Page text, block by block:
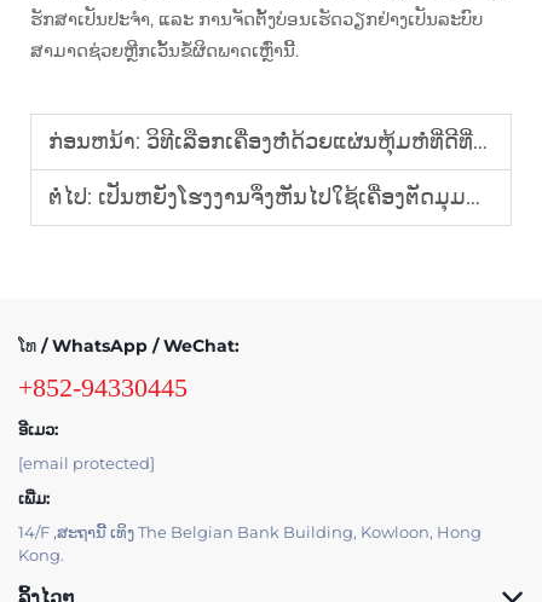
ຮັກສາເປັນປະຈຳ, ແລະ ການຈັດຕັ້ງບ່ອນເຮັດວຽກຢ່າງເປັນລະບົບ
ສາມາດຊ່ວຍຫຼີກເວັ້ນຂໍ້ຜິດພາດເຫຼົ່ານີ້.
ກ່ອນຫນ້າ: ວິທີເລືອກເຄື່ອງຫໍ່ດ້ວຍແຜ່ນຫຸ້ມຫໍ່ທີ່ດີທີ່ສຸດສຳລັບທຸລະກິດຂອງທ່ານ
ຕໍ່ໄປ: ເປັນຫຍັງໂຮງງານຈຶ່ງຫັນໄປໃຊ້ເຄື່ອງຕັດມຸມແລະຫຸ້ມດ້ວຍຟີລ໌ອັດຕະໂນມັດຢ່າງສົມບູນ?
ໂທ / WhatsApp / WeChat:
+852-94330445
ອີເມວ:
[email protected]
ເພີ່ມ:
14/F ,ສະຖານີ້ ເທິງ The Belgian Bank Building, Kowloon, Hong
Kong.
ລິ້ງໄວໆ